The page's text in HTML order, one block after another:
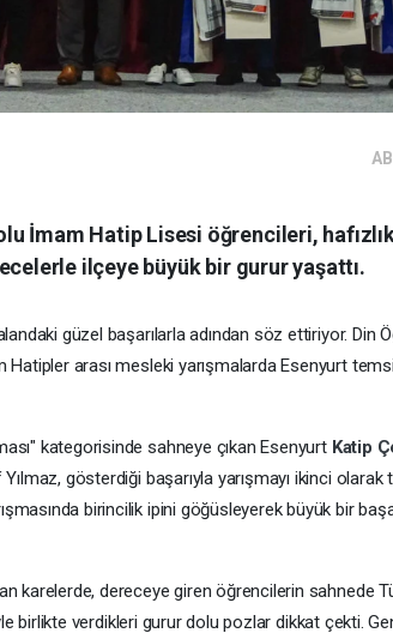
İmam Hatip Lisesi öğrencileri,
ilçeye büyük bir gurur yaşattı.
güzel başarılarla adından söz ettiriyor. Din
arası mesleki yarışmalarda Esenyurt
kategorisinde sahneye çıkan Esenyurt Katip
gösterdiği başarıyla yarışmayı ikinci olarak
birincilik ipini göğüsleyerek büyük bir
karelerde, dereceye giren öğrencilerin sahnede
birlikte verdikleri gurur dolu pozlar dikkat çekti.